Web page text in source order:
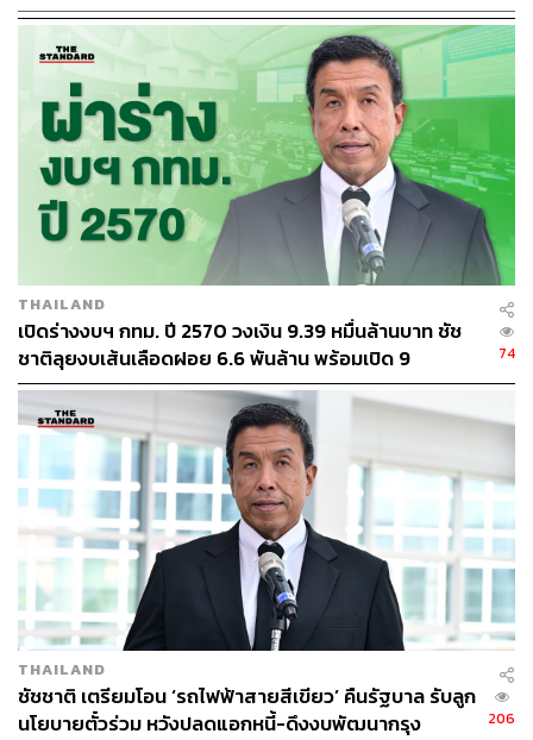
92
ABOUT THE AUTHOR
Beauty Editor | THE STANDARD LIFE
THAILAND
เปิดร่างงบฯ กทม. ปี 2570 วงเงิน 9.39 หมื่นล้านบาท ชัช
ชาติลุยงบเส้นเลือดฝอย 6.6 พันล้าน พร้อมเปิด 9
ยุทธศาสตร์พัฒนาเมือง
74
THAILAND
ชัชชาติ เตรียมโอน ‘รถไฟฟ้าสายสีเขียว’ คืนรัฐบาล รับลูก
นโยบายตั๋วร่วม หวังปลดแอกหนี้-ดึงงบพัฒนากรุง
206